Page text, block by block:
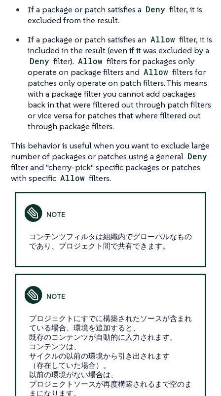
If a package or patch satisfies a Deny filter, it is
excluded from the result.
If a package or patch satisfies an Allow filter, it is
included in the result (even if it was excluded by a
Deny filter). Allow filters for packages only
operate on package filters and Allow filters for
patches only operate on patch filters. This means
with a package filter you cannot add packages
back in that were filtered out through patch filters
or vice versa for patches that where filtered out
through package filters.
This behavior is useful when you want to exclude large
number of packages or patches using a general Deny
filter and "cherry-pick" specific packages or patches
with specific Allow filters.
コンテンツフィルタは組織内でグローバルなもの
であり、プロジェクト間で共有できます。
プロジェクトにすでに構築されたソースが含まれ
ている場合、環境を追加すると、
既存のコンテンツが自動的に入力されます。
コンテンツは、
サイクルの以前の環境から引き出されます
（存在していた場合）。
以前の環境がない場合は、
プロジェクトソースが再度構築されるまで空のま
まになります。